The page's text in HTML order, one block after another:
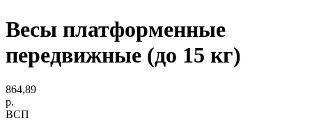
Весы платформенные
передвижные (до 15 кг)
864,89
р.
ВСП